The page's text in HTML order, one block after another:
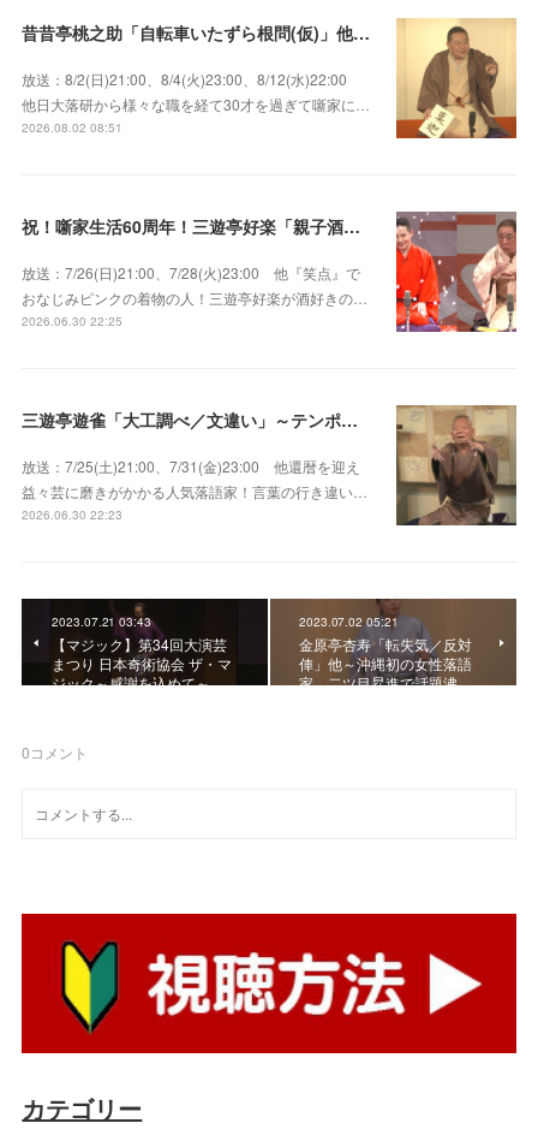
昔昔亭桃之助「自転車いたずら根問(仮)」他～師匠・桃太郎のいない初めての桜の季節の独演会！
放送：8/2(日)21:00、8/4(火)23:00、8/12(水)22:00
他日大落研から様々な職を経て30才を過ぎて噺家に…
2026.08.02 08:51
祝！噺家生活60周年！三遊亭好楽「親子酒」錦笑亭満堂「桜ん坊」～満堂フェス2026
放送：7/26(日)21:00、7/28(火)23:00 他『笑点』で
おなじみピンクの着物の人！三遊亭好楽が酒好きの…
2026.06.30 22:25
三遊亭遊雀「大工調べ／文違い」～テンポよくたたみかける語り口で人気・実力とも屈指！
放送：7/25(土)21:00、7/31(金)23:00 他還暦を迎え
益々芸に磨きがかかる人気落語家！言葉の行き違い…
2026.06.30 22:23
2023.07.21 03:43
【マジック】第34回大演芸
まつり 日本奇術協会 ザ・マ
ジック～感謝を込めて～
2023.07.02 05:21
金原亭杏寿「転失気／反対
俥」他～沖縄初の女性落語
家、二ツ目昇進で話題沸…
0コメント
カテゴリー